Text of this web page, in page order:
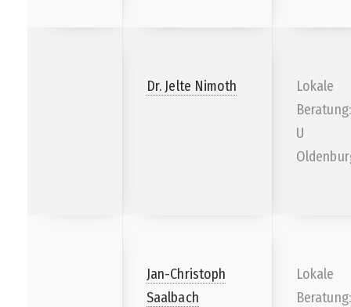
Dr. Jelte Nimoth
Lokale
Beratung:
U
Jan-Christoph
Saalbach
Lokale
Beratung: